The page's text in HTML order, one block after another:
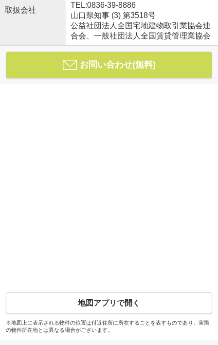
取扱会社
TEL:0836-39-8886
山口県知事 (3) 第3518号
公益社団法人全国宅地建物取引業協会連
合会、一般社団法人全国賃貸管理業協会
お問い合わせ(無料)
地図アプリで開く
※地図上に表示される物件の位置は付近住所に所在することを表すものであり、実際
の物件所在地とは異なる場合がございます。